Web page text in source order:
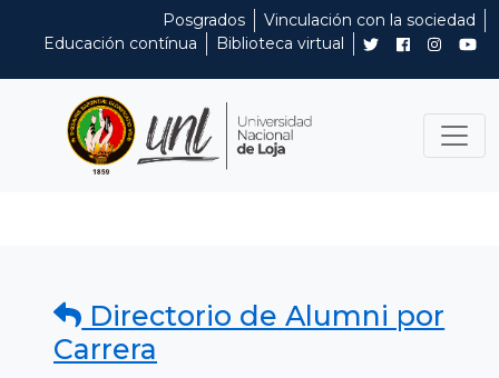
Posgrados
Vinculación con la sociedad
Educación contínua
Biblioteca virtual
Directorio de Alumni por
Carrera